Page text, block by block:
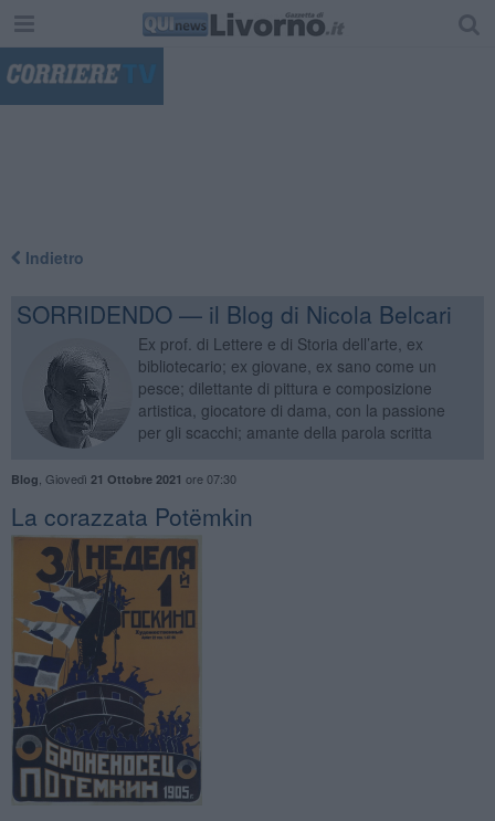
Indietro
SORRIDENDO — il Blog di Nicola Belcari
Ex prof. di Lettere e di Storia dell’arte, ex
bibliotecario; ex giovane, ex sano come un
pesce; dilettante di pittura e composizione
artistica, giocatore di dama, con la passione
per gli scacchi; amante della parola scritta
Blog Giovedì 21 Ottobre 2021 ore 07:30
La corazzata Potëmkin